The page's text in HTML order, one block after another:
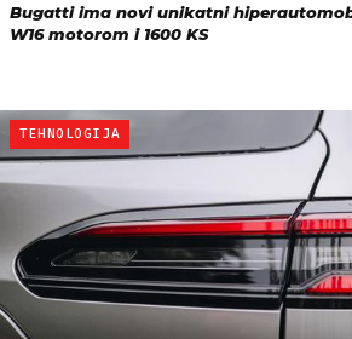
Bugatti ima novi unikatni
W16 motorom i 1600 KS
TEHNOLOGIJA